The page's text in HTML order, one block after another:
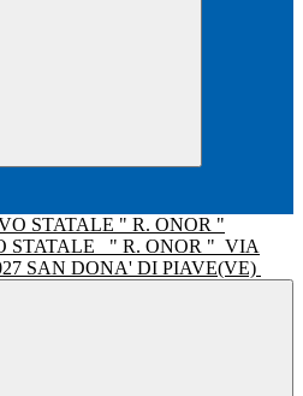
STATALE " R. ONOR " VIA
SAN DONA' DI PIAVE(VE)